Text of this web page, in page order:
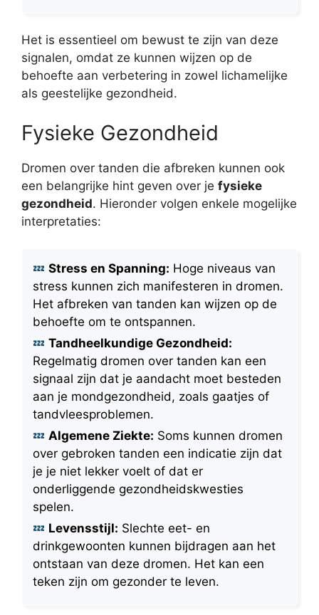
Het is essentieel om bewust te zijn van deze
signalen, omdat ze kunnen wijzen op de
behoefte aan verbetering in zowel lichamelijke
als geestelijke gezondheid.
Fysieke Gezondheid
Dromen over tanden die afbreken kunnen ook
een belangrijke hint geven over je fysieke
gezondheid. Hieronder volgen enkele mogelijke
interpretaties:
Stress en Spanning: Hoge niveaus van
stress kunnen zich manifesteren in dromen.
Het afbreken van tanden kan wijzen op de
behoefte om te ontspannen.
Tandheelkundige Gezondheid:
Regelmatig dromen over tanden kan een
signaal zijn dat je aandacht moet besteden
aan je mondgezondheid, zoals gaatjes of
tandvleesproblemen.
Algemene Ziekte: Soms kunnen dromen
over gebroken tanden een indicatie zijn dat
je je niet lekker voelt of dat er
onderliggende gezondheidskwesties
spelen.
Levensstijl: Slechte eet- en
drinkgewoonten kunnen bijdragen aan het
ontstaan van deze dromen. Het kan een
teken zijn om gezonder te leven.